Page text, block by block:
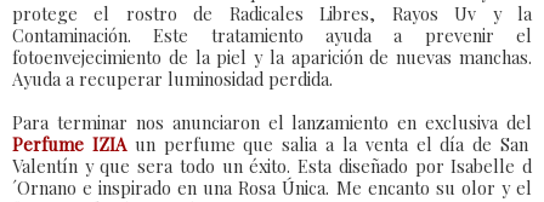
protege el rostro de Radicales Libres, Rayos Uv y la
Contaminación. Este tratamiento ayuda a prevenir el
fotoenvejecimiento de la piel y la aparición de nuevas manchas.
Ayuda a recuperar luminosidad perdida.
Para terminar nos anunciaron el lanzamiento en exclusiva del
Perfume IZIAun perfume que salia a la venta el día de San
Valentín y que sera todo un éxito. Esta diseñado por Isabelle d
´Ornano e inspirado en una Rosa Única. Me encanto su olor y el